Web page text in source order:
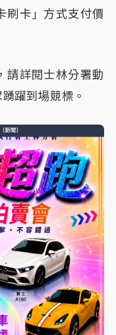
刷卡」方式支付價
請詳閱士林分署動
躍到場競標。